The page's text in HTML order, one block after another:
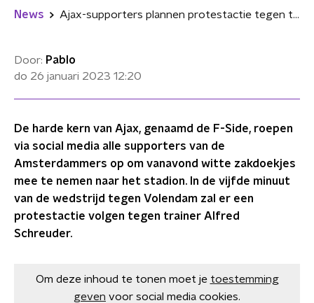
News Ajax-supporters plannen protestactie tegen trainer Schreuder
Door: Pablo
do 26 januari 2023 12:20
De harde kern van Ajax, genaamd de F-Side, roepen
via social media alle supporters van de
Amsterdammers op om vanavond witte zakdoekjes
mee te nemen naar het stadion. In de vijfde minuut
van de wedstrijd tegen Volendam zal er een
protestactie volgen tegen trainer Alfred
Schreuder.
Om deze inhoud te tonen moet je toestemming
geven voor social media cookies.